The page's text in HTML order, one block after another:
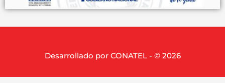
Desarrollado por CONATEL - © 2026